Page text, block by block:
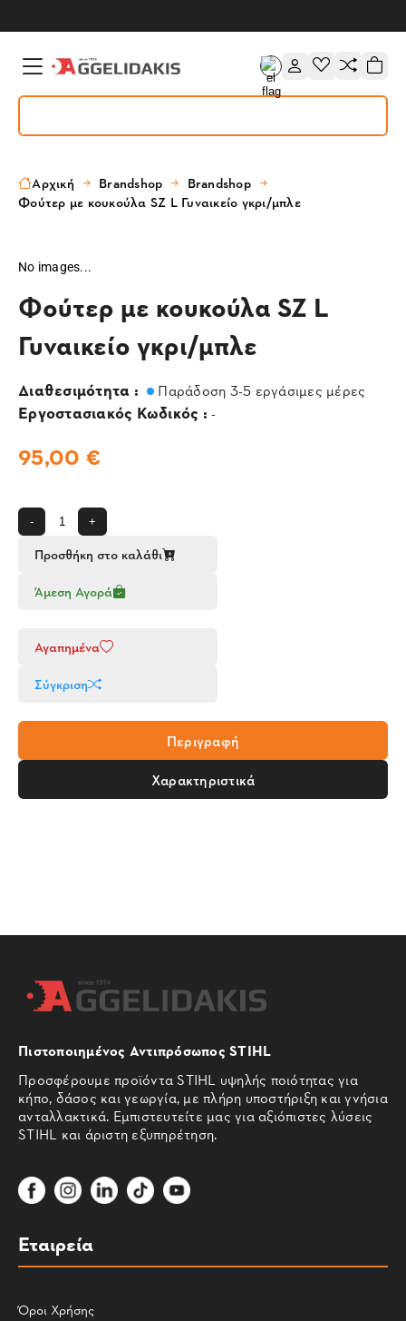
Αρχική Brandshop
Brandshop
Φούτερ με κουκούλα SZ L Γυναικείο γκρι/μπλε
No images...
Φούτερ με κουκούλα SZ L
Γυναικείο γκρι/μπλε
Διαθεσιμότητα : Παράδοση 3-5 εργάσιμες μέρες
Εργοστασιακός Κωδικός : -
95,00 €
- +
Προσθήκη στο καλάθι
Άμεση Αγορά
Αγαπημένα
Σύγκριση
Περιγραφή
Χαρακτηριστικά
Πιστοποιημένος Αντιπρόσωπος STIHL
Προσφέρουμε προϊόντα STIHL υψηλής ποιότητας για
κήπο, δάσος και γεωργία, με πλήρη υποστήριξη και γνήσια
ανταλλακτικά. Εμπιστευτείτε μας για αξιόπιστες λύσεις
STIHL και άριστη εξυπηρέτηση.
Εταιρεία
Όροι Χρήσης